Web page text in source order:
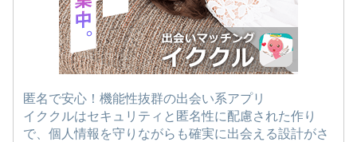
匿名で安心！機能性抜群の出会い系アプリ
イククルはセキュリティと匿名性に配慮された作り
で、個人情報を守りながらも確実に出会える設計がさ